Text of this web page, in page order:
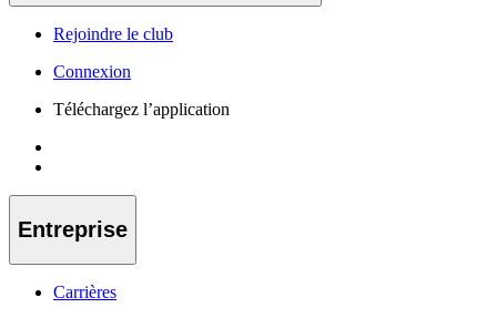
Rejoindre le club
Connexion
Téléchargez l’application
Entreprise
Carrières